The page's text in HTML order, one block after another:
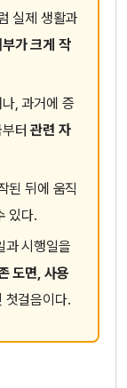
실제 생활과
가 크게 작
, 과거에 증
부터관련 자
된 뒤에 움직
있다.
과 시행일을
도면, 사용
첫걸음이다.